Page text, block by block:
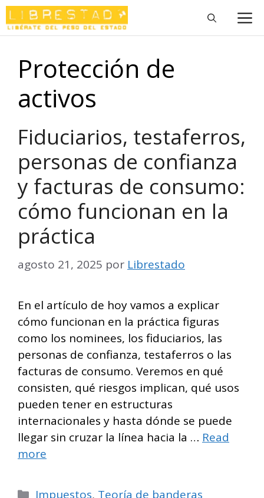
Saltar
al
contenido
Protección de
activos
Fiduciarios, testaferros,
personas de confianza
y facturas de consumo:
cómo funcionan en la
práctica
agosto 21, 2025 por Librestado
En el artículo de hoy vamos a explicar
cómo funcionan en la práctica figuras
como los nominees, los fiduciarios, las
personas de confianza, testaferros o las
facturas de consumo. Veremos en qué
consisten, qué riesgos implican, qué usos
pueden tener en estructuras
internacionales y hasta dónde se puede
llegar sin cruzar la línea hacia la … Read
more
Categorías
Impuestos, Teoría de banderas